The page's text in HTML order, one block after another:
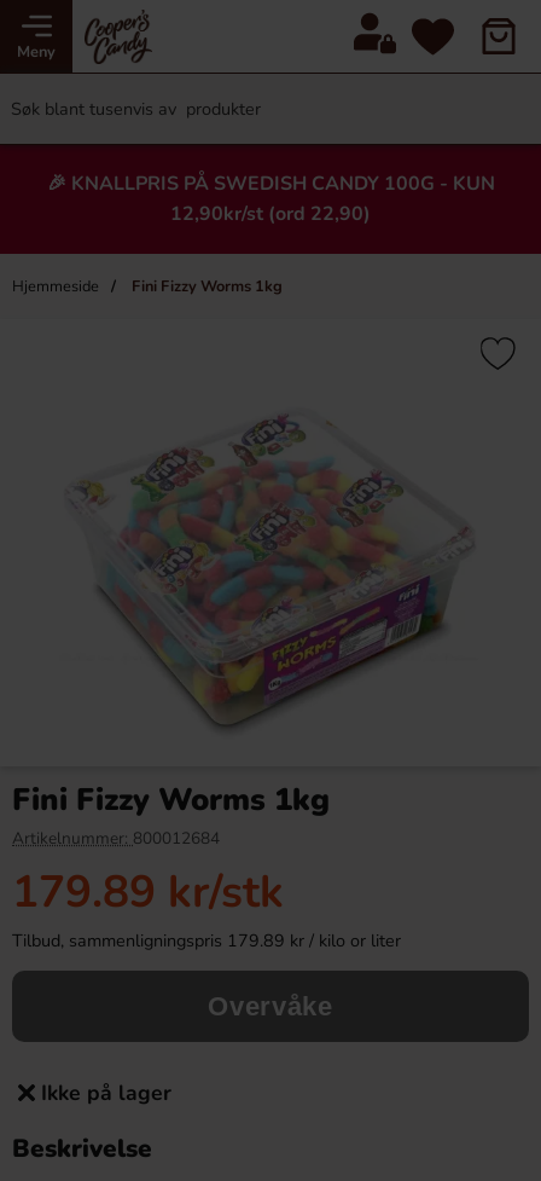
Meny
🎉 KNALLPRIS PÅ SWEDISH CANDY 100G - KUN
12,90kr/st (ord 22,90)
Hjemmeside Fini Fizzy Worms 1kg
×
89.90 kr
Köp
Fini Fizzy Worms 1kg
Artikelnummer: 800012684
179.89 kr/stk
Tilbud, sammenligningspris 179.89 kr / kilo or liter
Overvåke
Ikke på lager
Beskrivelse